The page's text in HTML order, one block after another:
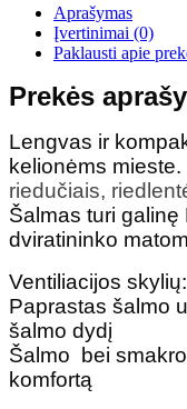
Aprašymas
Įvertinimai (0)
Paklausti apie
Prekės
Lengvas ir
kelionėms mieste.
riedučiais,
Šalmas turi
dviratininko
Ventiliacijos
Paprastas šalmo
šalmo dydį
Šalmo bei
komfortą